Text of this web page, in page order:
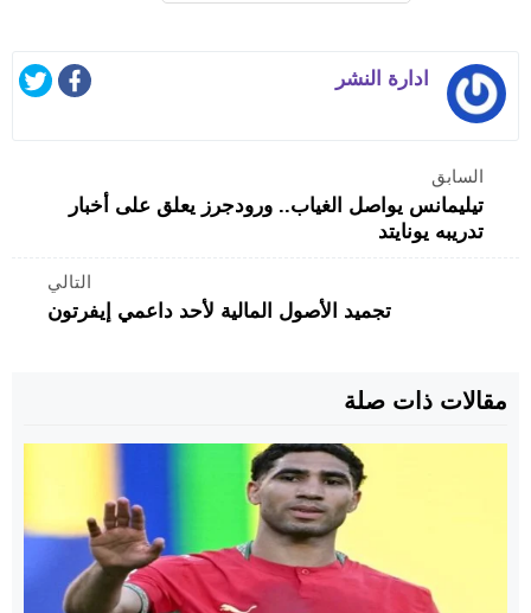
ادارة النشر
السابق
تيليمانس يواصل الغياب.. ورودجرز يعلق على أخبار
تدريبه يونايتد
التالي
تجميد الأصول المالية لأحد داعمي إيفرتون
مقالات ذات صلة